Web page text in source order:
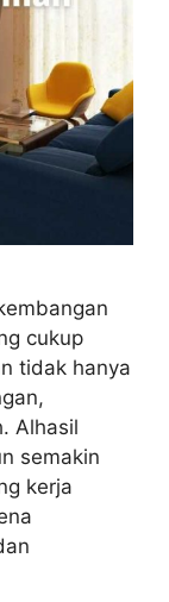
cukup
tidak hanya
Alhasil
semakin
kerja